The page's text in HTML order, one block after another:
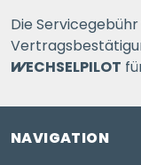
Die
WECHSELPILOT
NAVIGATION